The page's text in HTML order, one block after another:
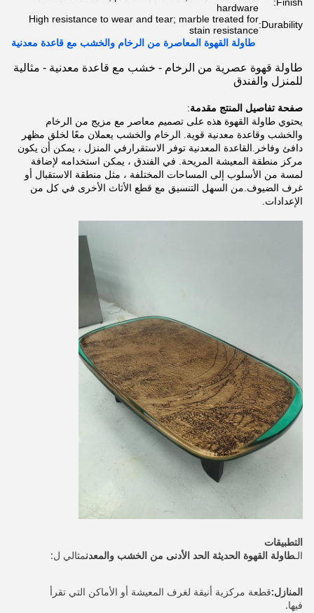
hardware
Durability:
High resistance to wear and tear; marble treated for
stain resistance
طاولة القهوة المعاصرة من الرخام والخشب مع قاعدة معدنية
طاولة قهوة عصرية من الرخام - خشب مع قاعدة معدنية - مثالية
للمنزل والفندق
صفحة تفاصيل المنتج مقدمة:
يحتوي طاولة القهوة هذه على تصميم معاصر مع مزيج من الرخام
والخشب وقاعدة معدنية قوية. الرخام والخشب يعملان معًا لخلق مظهر
دافئ وفاخر.القاعدة المعدنية توفر الاستقرارفي المنزل ، يمكن أن يكون
مركز منطقة المعيشة المريحة. في الفندق ، يمكن استخدامه لإضافة
لمسة من الأسلوب إلى المساحات المختلفة ، مثل منطقة الاستقبال أو
غرف الضيوف.من السهل التنسيق مع قطع الأثاث الأخرى في كل من
الإعدادات.
التطبيقات
الـطاولة القهوة الحديثة الحد الأدنى من الخشب والمعدنمثالي ل:
المنازل:قطعة مركزية أنيقة لغرف المعيشة أو الأماكن التي تقرأ
فيها.